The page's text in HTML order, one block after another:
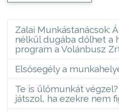
Zalai Munkástanácsok:
nélkül dugába dőlhet a
program a Volánbusz
Elsősegély a
Te is ülőmunkát
játszol, ha ezekre nem